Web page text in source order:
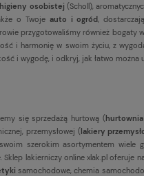
higieny osobistej(Scholl),
o Twoje auto i ogród ,
przygotowaliśmy również bogaty
i harmonię w swoim życiu, z
i wygodę, i odkryj, jak łatwo
się sprzedażą hurtową (
przemysłowej (lakiery
szerokim asortymentem wiele
lakierniczy online xlak.pl oferuje
samochodowe, chemia